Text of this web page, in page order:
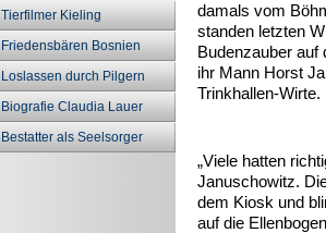
Tierfilmer Kieling
Friedensbären Bosnien
Loslassen durch Pilgern
Biografie Claudia Lauer
Bestatter als Seelsorger
damals vom
standen letzten
Budenzauber auf
ihr Mann Horst
Trinkhallen-Wirte.
„Viele hatten
Januschowitz.
dem Kiosk und
auf die